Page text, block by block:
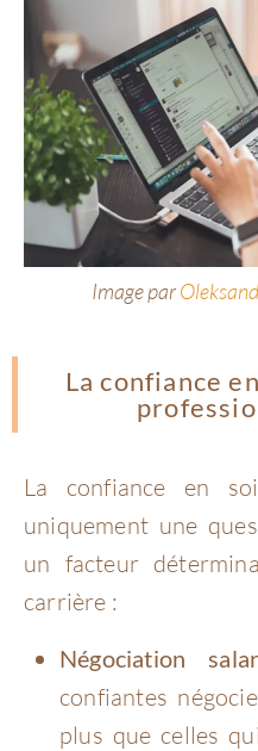
Image par
La confiance
La confiance en
uniquement une
un facteur
carrière :
Négociation
confiantes
plus que celles